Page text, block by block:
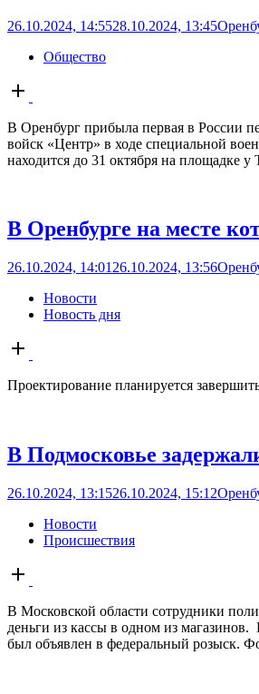
26.10.2024, 14:5528.10.2024, 13:45
Общество
Open
post
В Оренбург прибыла первая в России
войск «Центр» в ходе специальной
находится до 31 октября на площадке у
В Оренбурге на месте
26.10.2024, 14:01 26.10.2024, 13:56
Новости
Новость дня
Open
post
Проектирование планируется
В Подмосковье
26.10.2024, 13:1526.10.2024, 15:12
Новости
Происшествия
Open
post
В Московской области сотрудники
деньги из кассы в одном из
был объявлен в федеральный розыск.